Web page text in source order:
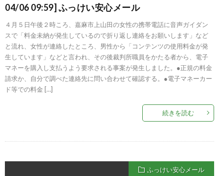
04/06 09:59] ふっけい安心メール
４月５日午後２時ころ、嘉麻市上山田の女性の携帯電話に音声ガイダン
スで「料金未納が発生しているので折り返し連絡をお願いします」など
と流れ、女性が連絡したところ、男性から「コンテンツの使用料金が発
生しています」などと言われ、その後裁判所職員をかたる者から、電子
マネーを購入し支払うよう要求される事案が発生しました。●正規の料金
請求か、自分で調べた連絡先に問い合わせて確認する。●電子マネーカー
ド等での料金 […]
続きを読む
ふっけい安心メール